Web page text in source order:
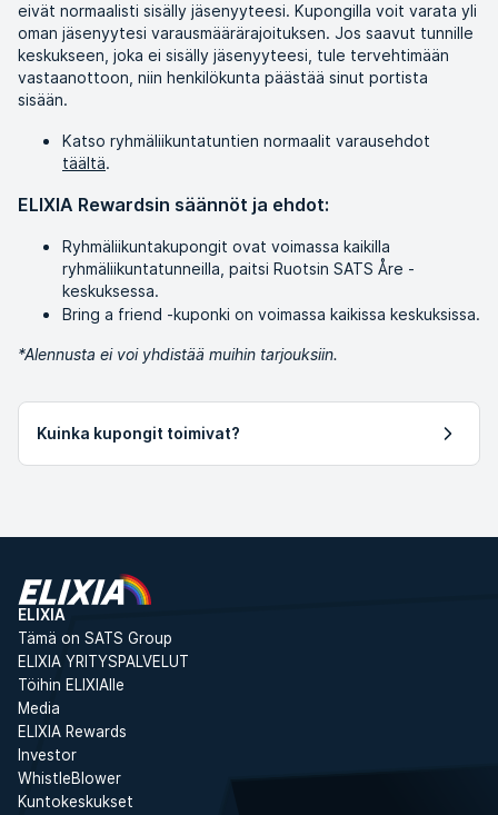
eivät normaalisti sisälly jäsenyyteesi. Kupongilla voit varata yli
oman jäsenyytesi varausmäärärajoituksen. Jos saavut tunnille
keskukseen, joka ei sisälly jäsenyyteesi, tule tervehtimään
vastaanottoon, niin henkilökunta päästää sinut portista
sisään.
Katso ryhmäliikuntatuntien normaalit varausehdot
täältä.
ELIXIA Rewardsin säännöt ja ehdot:
Ryhmäliikuntakupongit ovat voimassa kaikilla
ryhmäliikuntatunneilla, paitsi Ruotsin SATS Åre -
keskuksessa.
Bring a friend -kuponki on voimassa kaikissa keskuksissa.
*Alennusta ei voi yhdistää muihin tarjouksiin.
Kuinka kupongit toimivat?
ELIXIA
Tämä on SATS Group
ELIXIA YRITYSPALVELUT
Töihin ELIXIAlle
Media
ELIXIA Rewards
Investor
WhistleBlower
Kuntokeskukset